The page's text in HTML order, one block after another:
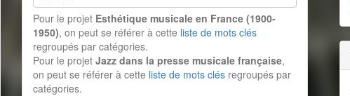
Pour le projet Esthétique musicale en France (1900-
1950), on peut se référer à cette liste de mots clés
regroupés par catégories.
Pour le projet Jazz dans la presse musicale française,
on peut se référer à cette liste de mots clés regroupés par
catégories.